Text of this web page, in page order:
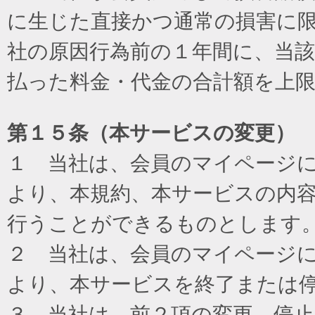
に生じた直接かつ通常の損害に
社の原因行為前の１年間に、当
払った料金・代金の合計額を上
第１５条（本サービスの変更）
１ 当社は、会員のマイページ
より、本規約、本サービスの内
行うことができるものとします
２ 当社は、会員のマイページ
より、本サービスを終了または